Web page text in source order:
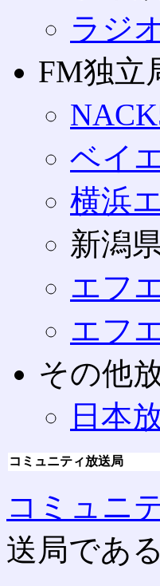
ラジ
FM独立
ベイ
横浜
新潟
エフ
エフ
その他
日本
コミュニティ放送局
コミュニ
送局である